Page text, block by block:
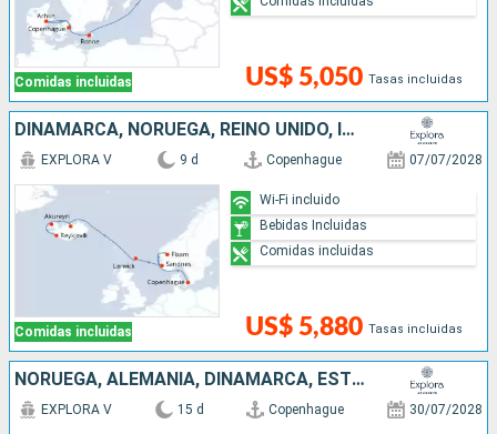
Comidas incluidas US$ 5,050 Tasas incluidas
DINAMARCA, NORUEGA, REINO UNIDO, ISLANDIA
Comidas incluidas
EXPLORA V 9 d Copenhague 07/07/2028
US$ 5,880 Tasas incluidas
Wi-Fi incluido
Bebidas Incluidas
Comidas incluidas
NORUEGA, ALEMANIA, DINAMARCA, ESTONIA, FINLANDIA, SUECIA
EXPLORA V 15 d Copenhague 30/07/2028